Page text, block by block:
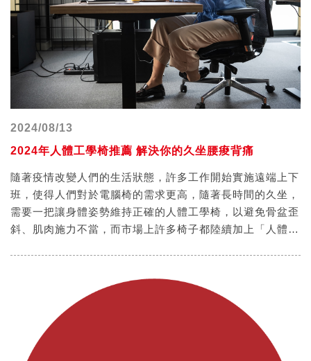
2024/08/13
2024年人體工學椅推薦 解決你的久坐腰痠背痛
隨著疫情改變人們的生活狀態，許多工作開始實施遠端上下
班，使得人們對於電腦椅的需求更高，隨著長時間的久坐，
需要一把讓身體姿勢維持正確的人體工學椅，以避免骨盆歪
斜、肌肉施力不當，而市場上許多椅子都陸續加上「人體工